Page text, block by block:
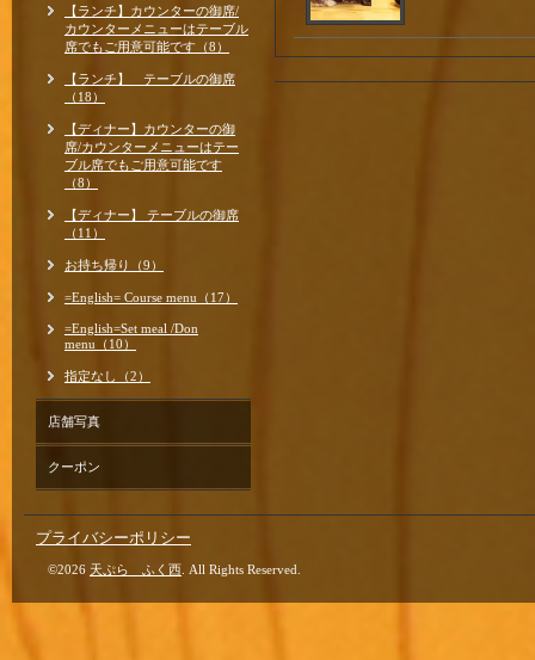
【ランチ】カウンターの御席/
カウンターメニューはテーブル
席でもご用意可能です（8）
【ランチ】 テーブルの御席
（18）
【ディナー】カウンターの御
席/カウンターメニューはテー
ブル席でもご用意可能です
（8）
【ディナー】 テーブルの御席
（11）
お持ち帰り（9）
=English= Course menu（17）
=English=Set meal /Don
menu（10）
指定なし（2）
店舗写真
クーポン
プライバシーポリシー
©2026 天ぷら ふく西 . All Rights Reserved.